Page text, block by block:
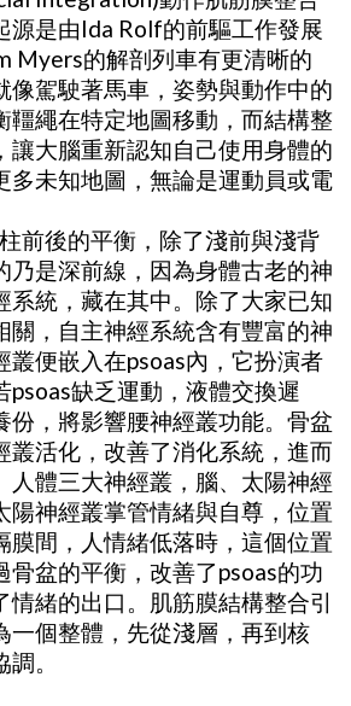
源是由Ida Rolf的前驅工作發展
Myers的解剖列車有更清晰的
像駕駛著馬車，姿勢與動作中的
韁繩在特定地圖移動，而結構整
讓大腦重新認知自己使用身體的
多未知地圖，無論是運動員或電
前後的平衡，除了淺前與淺背
乃是深前線，因為身體古老的神
系統，藏在其中。除了大家已知
關，自主神經系統含有豐富的神
叢便嵌入在psoas內，它扮演者
psoas缺乏運動，液體交換遲
份，將影響腰神經叢功能。骨盆
叢活化，改善了消化系統，進而
人體三大神經叢，腦、太陽神經
陽神經叢掌管情緒與自尊，位置
膜間，人情緒低落時，這個位置
骨盆的平衡，改善了psoas的功
情緒的出口。肌筋膜結構整合引
一個整體，先從淺層，再到核
。